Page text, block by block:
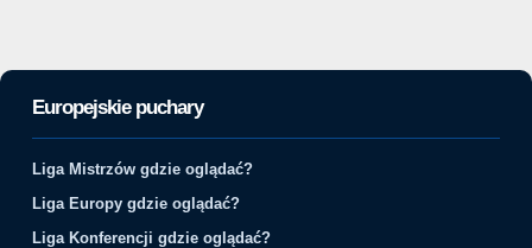
Europejskie puchary
Liga Mistrzów gdzie oglądać?
Liga Europy gdzie oglądać?
Liga Konferencji gdzie oglądać?